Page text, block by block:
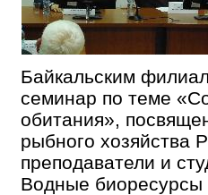
Байкальским
семинар по теме
обитания»,
рыбного
преподаватели и
Водные биоресурсы